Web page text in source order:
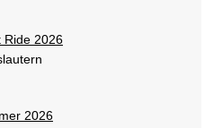
Ride 2026
2026